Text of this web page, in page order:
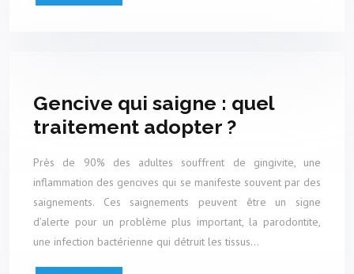
Gencive qui saigne : quel
traitement adopter ?
Près de 90% des adultes souffrent de gingivite, une
inflammation des gencives qui se manifeste souvent par des
saignements. Ces saignements peuvent être un signe
d’alerte pour un problème plus important, la parodontite,
une infection bactérienne qui détruit les tissus…